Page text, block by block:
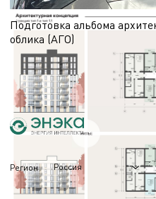
Подготовка альбома
облика (АГО)
Этап АГО (АГР) предшествует
подготовки обоснованных
работ и назначении альбома.
06.05.2026
Регион Россия